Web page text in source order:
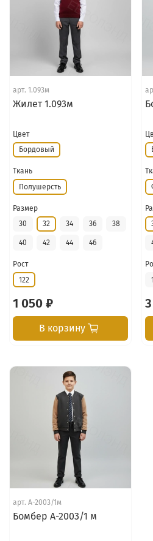
арт. 1.093м
Жилет 1.093м
Цвет
Бордовый
Ткань
Полушерсть
Размер
30
32 34 36 38
40 42 44 46
Рост
122
1 050 ₽
В корзину
арт. А-2003/1м
Бомбер А-2003/1 м